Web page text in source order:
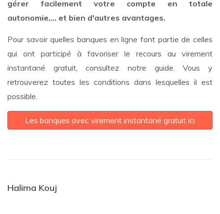
gérer facilement votre compte en totale
autonomie,... et bien d'autres avantages.
Pour savoir quelles banques en ligne font partie de celles
qui ont participé à favoriser le recours au virement
instantané gratuit, consultez notre guide. Vous y
retrouverez toutes les conditions dans lesquelles il est
possible.
Les banques avec virement instantané gratuit ici
Halima Kouj